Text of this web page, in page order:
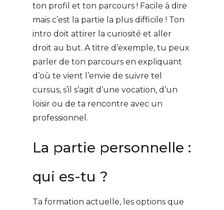
ton profil et ton parcours ! Facile à dire
mais c’est la partie la plus difficile ! Ton
intro doit attirer la curiosité et aller
droit au but. A titre d’exemple, tu peux
parler de ton parcours en expliquant
d’où te vient l’envie de suivre tel
cursus, s’il s’agit d’une vocation, d’un
loisir ou de ta rencontre avec un
professionnel.
La partie personnelle :
qui es-tu ?
Ta formation actuelle, les options que